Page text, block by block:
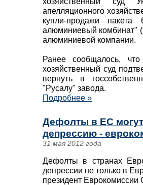
апелляционного
купли-продажи
алюминиевый комбинат"
алюминиевой компании.
Ранее сообщалось,
хозяйственный суд
вернуть в
"Русалу" завода.
Подробнее »
Дефолты в ЕС
депрессию -
31 мая 2012 года
Дефолты в странах
депрессии не только в
президент Еврокомиссии